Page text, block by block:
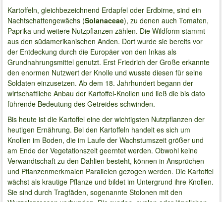
Kartoffeln, gleichbezeichnend Erdapfel oder Erdbirne, sind ein
Nachtschattengewächs (Solanaceae), zu denen auch Tomaten,
Paprika und weitere Nutzpflanzen zählen. Die Wildform stammt
aus den südamerikanischen Anden. Dort wurde sie bereits vor
der Entdeckung durch die Europäer von den Inkas als
Grundnahrungsmittel genutzt. Erst Friedrich der Große erkannte
den enormen Nutzwert der Knolle und wusste diesen für seine
Soldaten einzusetzen. Ab dem 18. Jahrhundert begann der
wirtschaftliche Anbau der Kartoffel-Knollen und ließ die bis dato
führende Bedeutung des Getreides schwinden.
Bis heute ist die Kartoffel eine der wichtigsten Nutzpflanzen der
heutigen Ernährung. Bei den Kartoffeln handelt es sich um
Knollen im Boden, die im Laufe der Wachstumszeit größer und
am Ende der Vegetationszeit geerntet werden. Obwohl keine
Verwandtschaft zu den Dahlien besteht, können in Ansprüchen
und Pflanzenmerkmalen Parallelen gezogen werden. Die Kartoffel
wächst als krautige Pflanze und bildet im Untergrund ihre Knollen.
Sie sind durch Tragfäden, sogenannte Stolonen mit den